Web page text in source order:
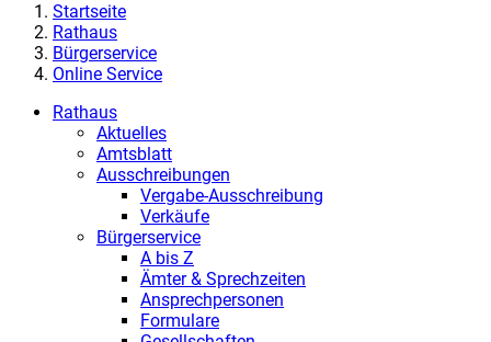
Startseite
Rathaus
Bürgerservice
Online Service
Rathaus
Aktuelles
Amtsblatt
Ausschreibungen
Vergabe-Ausschreibung
Verkäufe
Bürgerservice
A bis Z
Ämter & Sprechzeiten
Ansprechpersonen
Formulare